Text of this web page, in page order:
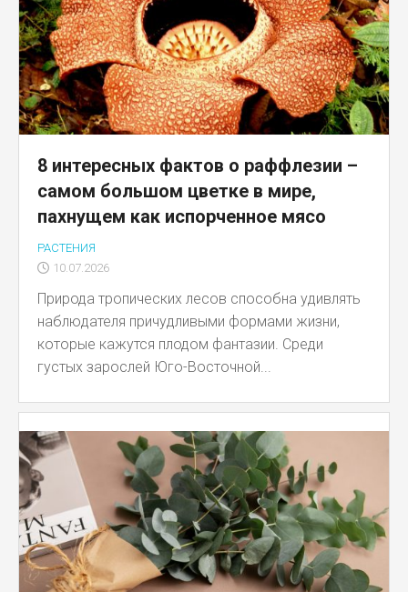
8 интересных фактов о раффлезии –
самом большом цветке в мире,
пахнущем как испорченное мясо
РАСТЕНИЯ
10.07.2026
Природа тропических лесов способна удивлять
наблюдателя причудливыми формами жизни,
которые кажутся плодом фантазии. Среди
густых зарослей Юго-Восточной...